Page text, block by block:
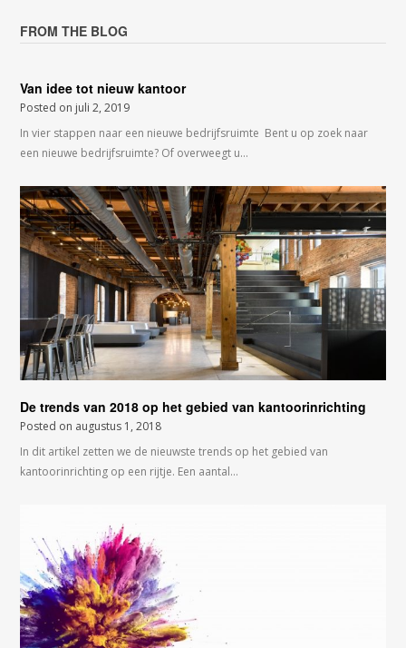
FROM THE BLOG
Van idee tot nieuw kantoor
Posted on juli 2, 2019
In vier stappen naar een nieuwe bedrijfsruimte Bent u op zoek naar
een nieuwe bedrijfsruimte? Of overweegt u…
De trends van 2018 op het gebied van kantoorinrichting
Posted on augustus 1, 2018
In dit artikel zetten we de nieuwste trends op het gebied van
kantoorinrichting op een rijtje. Een aantal…